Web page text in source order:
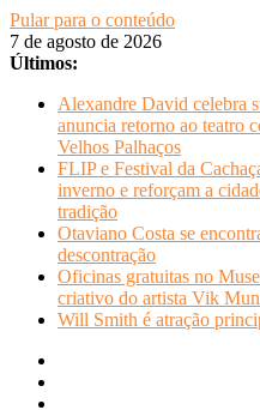
Pular para o conteúdo
7 de agosto de 2026
Últimos:
Alexandre David celebra
anuncia retorno ao teatro
Velhos Palhaços
FLIP e Festival da
inverno e reforçam a
tradição
Otaviano Costa se
descontração
Oficinas gratuitas no
criativo do artista Vik
Will Smith é atração